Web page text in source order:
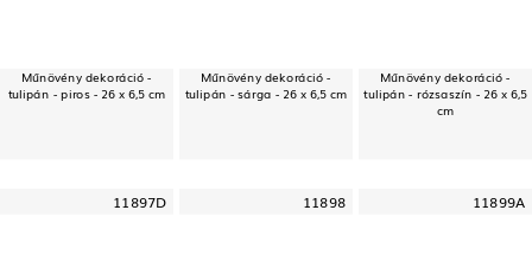
Műnövény dekoráció -
tulipán - piros - 26 x 6,5 cm
Műnövény dekoráció -
tulipán - sárga - 26 x 6,5 cm
Műnövény dekoráció -
tulipán - rózsaszín - 26 x 6,5
cm
11897D 11898 11899A